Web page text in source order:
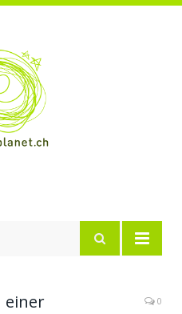
einer
0